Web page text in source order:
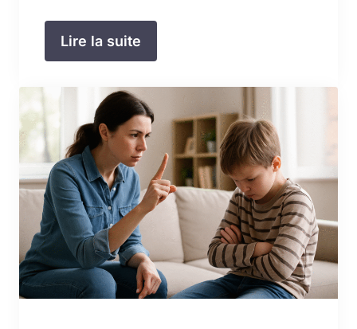
Lire la suite